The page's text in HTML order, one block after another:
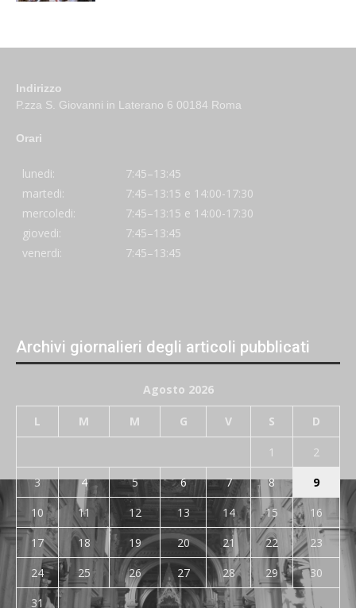
Indirizzo
P.zza S. Giovanni in Laterano 6 00184 Roma
Orari
lunedi:
7:45–13:45
martedi:
7:45–13:15 e 14:00-17:30
mercoledi:
7:45–13:15 e 14:00-17:30
giovedi:
7:45–13:45
venerdi:
7:45–13:45
Archivi giornalieri degli articoli pubblicati
Agosto 2026
L M M G V S D
1
2
3
4 5 6 7 8
9
10
11 12 13 14 15
16
17
18 19 20 21 22
23
24
25 26 27 28 29
30
31